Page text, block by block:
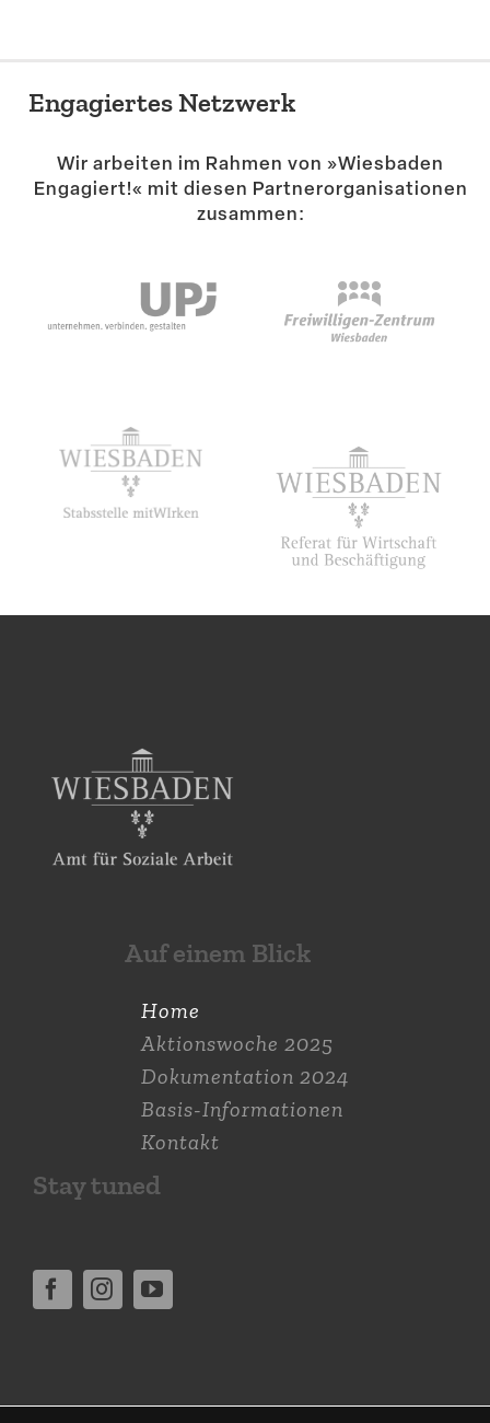
Engagiertes Netzwerk
Wir arbeiten im Rahmen von »Wiesbaden
Engagiert!« mit diesen Partner­or­ga­ni­sa­tionen
zusammen:
Auf einem Blick
Home
Aktions­woche 2025
Dokumen­tation 2024
Basis-Informationen
Kontakt
Stay tuned